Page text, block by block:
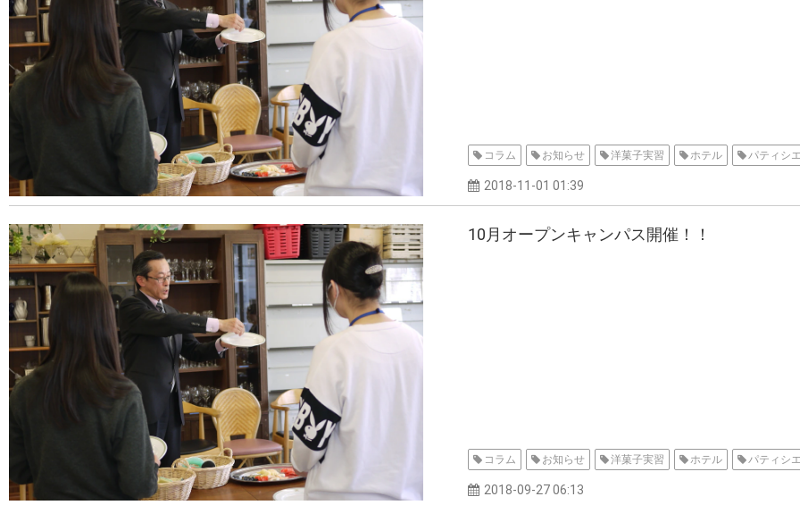
コラム お知らせ 洋菓子実習 ホテル パティシエ
2018-11-01 01:39
10月オープンキャンパス開催！！
コラム お知らせ 洋菓子実習 ホテル パティシエ
2018-09-27 06:13